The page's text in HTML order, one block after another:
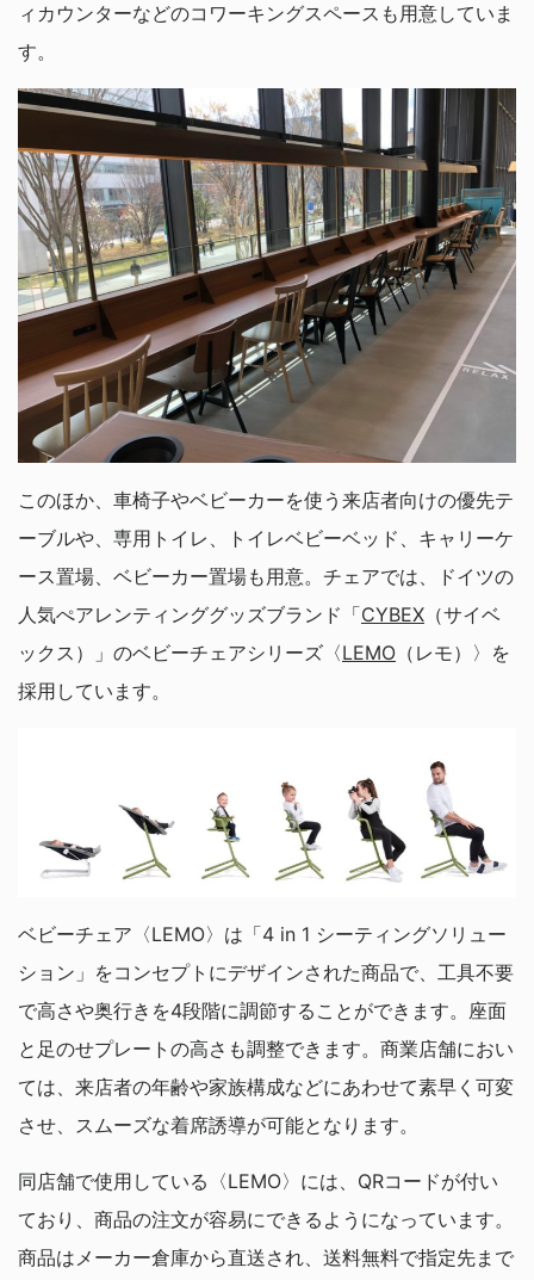
ィカウンターなどのコワーキングスペースも用意していま
す。
このほか、車椅子やベビーカーを使う来店者向けの優先テ
ーブルや、専用トイレ、トイレベビーベッド、キャリーケ
ース置場、ベビーカー置場も用意。チェアでは、ドイツの
人気ぺアレンティンググッズブランド「CYBEX （サイベ
ックス）」のベビーチェアシリーズ〈LEMO （レモ）〉を
採用しています。
ベビーチェア〈LEMO〉は「4 in 1 シーティングソリュー
ション」をコンセプトにデザインされた商品で、工具不要
で高さや奥行きを4段階に調節することができます。座面
と足のせプレートの高さも調整できます。商業店舗におい
ては、来店者の年齢や家族構成などにあわせて素早く可変
させ、スムーズな着席誘導が可能となります。
同店舗で使用している〈LEMO〉には、QRコードが付い
ており、商品の注文が容易にできるようになっています。
商品はメーカー倉庫から直送され、送料無料で指定先まで